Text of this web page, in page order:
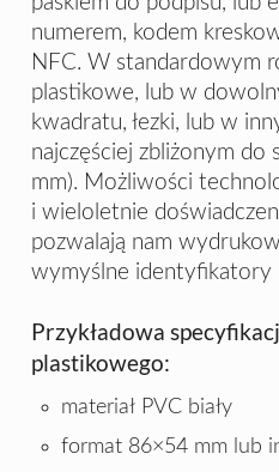
numerem, kodem
NFC. W standardowym
plastikowe, lub w
kwadratu, łezki, lub w
najczęściej zbliżonym
mm). Możliwości
i wieloletnie
pozwalają nam
wymyślne identyfikatory
Przykładowa
plastikowego:
materiał PVC biały
format 86×54 mm lub